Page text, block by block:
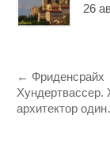
26
← Фриденсрайх
архитектор